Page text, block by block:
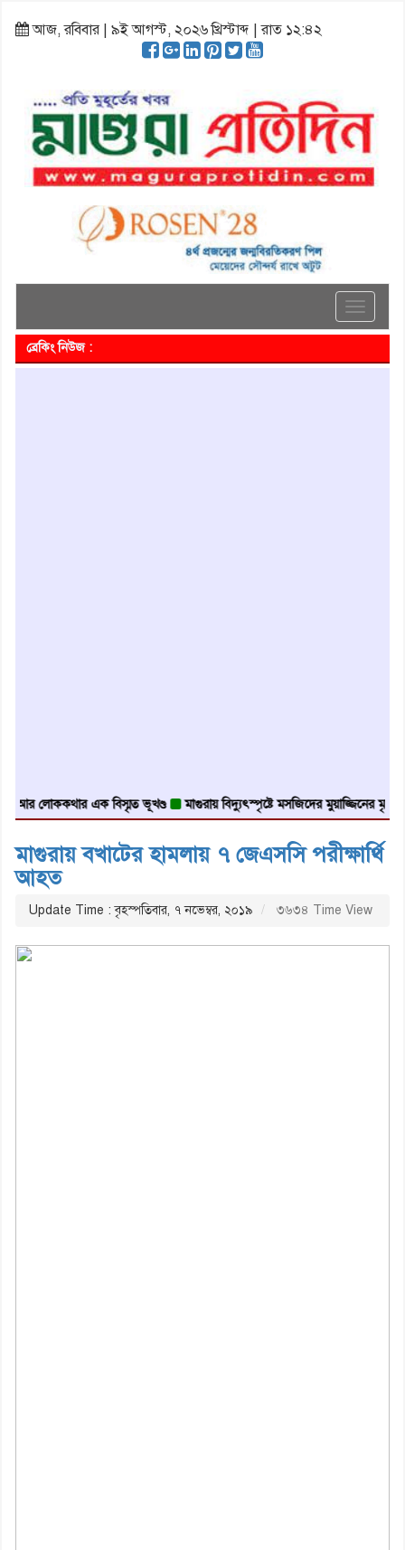
আজ, রবিবার | ৯ই আগস্ট, ২০২৬ খ্রিস্টাব্দ | রাত ১২:৪২
Toggle
ব্রেকিং নিউজ :
এক বিস্মৃত ভূখণ্ড মাগুরায় বিদ্যুৎস্পৃষ্টে মসজিদের মুয়াজ্জিনের মৃত্যু
মাগুরায় বখাটের হামলায় ৭ জেএসসি পরীক্ষার্থি
আহত
Update Time : বৃহস্পতিবার, ৭ নভেম্বর, ২০১৯ ৩৬৩৪ Time View